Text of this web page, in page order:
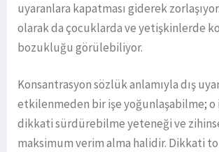
uyaranlara kapatması giderek
olarak da çocuklarda ve yetişkinlerde
bozukluğu görülebiliyor.
Konsantrasyon sözlük anlamıyla dış
etkilenmeden bir işe yoğunlaşabilme; o
dikkati sürdürebilme yeteneği ve
maksimum verim alma halidir. Dikkati